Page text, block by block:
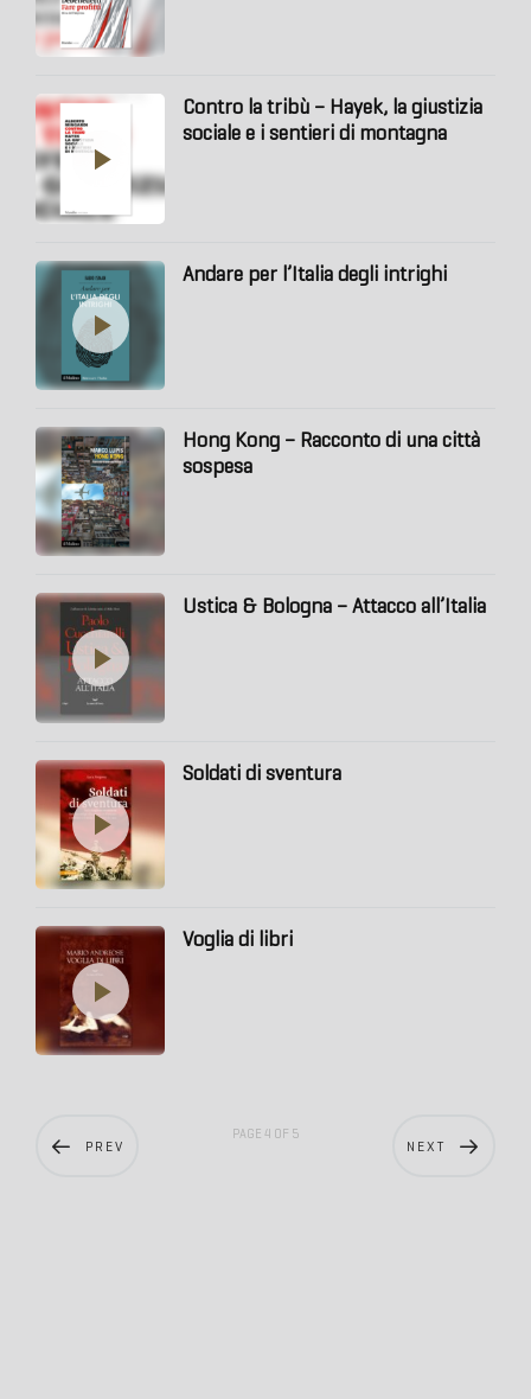
Contro la tribù – Hayek, la giustizia
sociale e i sentieri di montagna
Andare per l’Italia degli intrighi
Hong Kong – Racconto di una città
sospesa
Ustica & Bologna – Attacco all’Italia
Soldati di sventura
Voglia di libri
PREV NEXT
PAGE 4 OF 5